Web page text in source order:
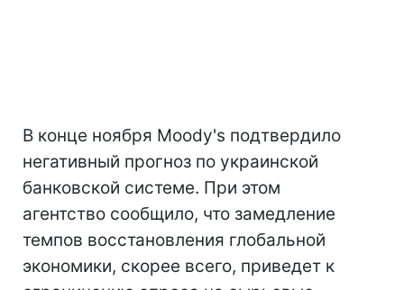
В конце ноября Moody's подтвердило
негативный прогноз по украинской
банковской системе. При этом
агентство сообщило, что замедление
темпов восстановления глобальной
экономики, скорее всего, приведет к